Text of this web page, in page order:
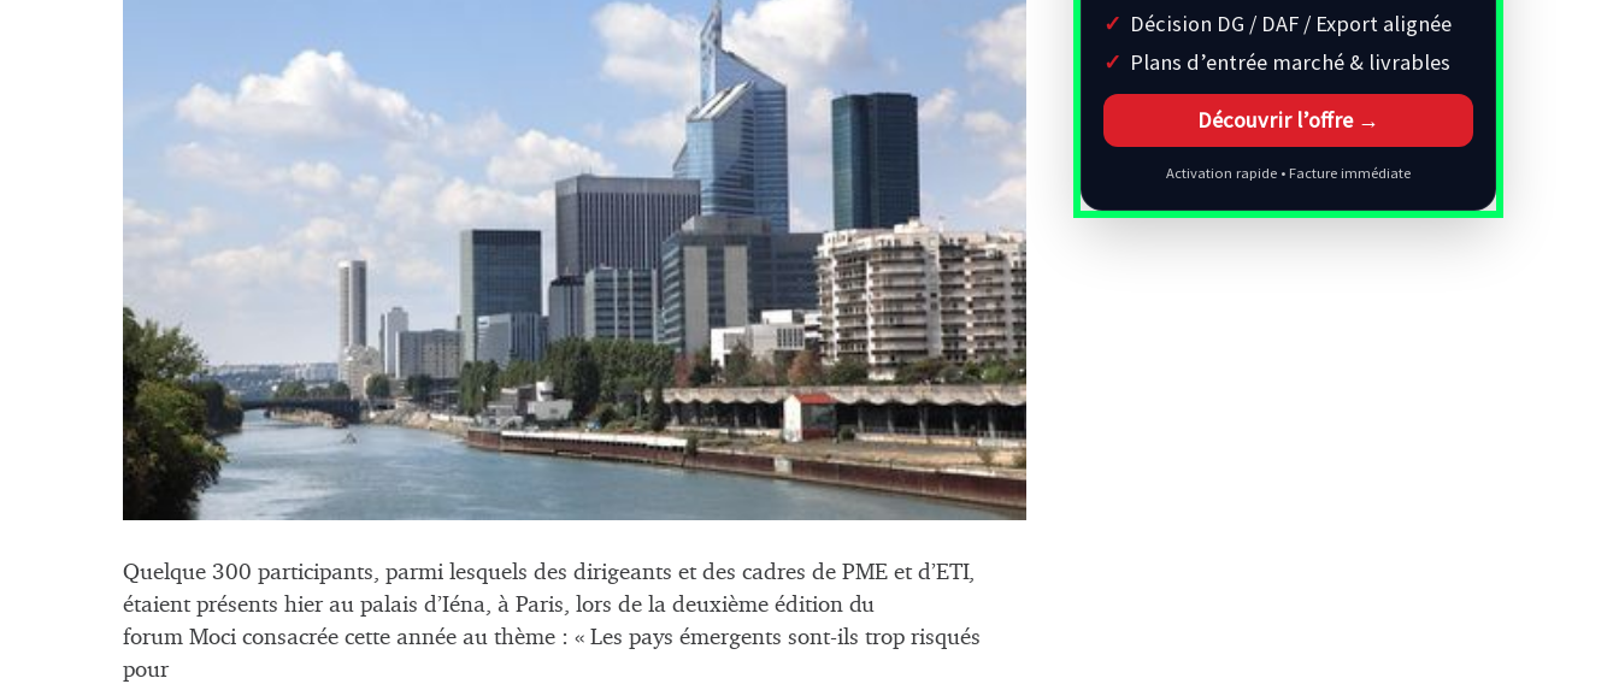
Quelque 300 participants, parmi lesquels des dirigeants et des cadres de PME et d’ETI,
étaient présents hier au palais d’Iéna, à Paris, lors de la deuxième édition du
forum Moci consacrée cette année au thème : « Les pays émergents sont-ils trop risqués
pour
Décision DG / DAF / Export alignée
Plans d’entrée marché & livrables
Découvrir l’offre →
Activation rapide • Facture immédiate